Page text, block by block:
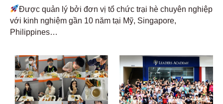
Được quản lý bởi đơn vị tổ chức trại hè chuyên nghiệp
với kinh nghiệm gần 10 năm tại Mỹ, Singapore,
Philippines…